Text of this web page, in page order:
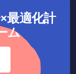
最適化計
ム